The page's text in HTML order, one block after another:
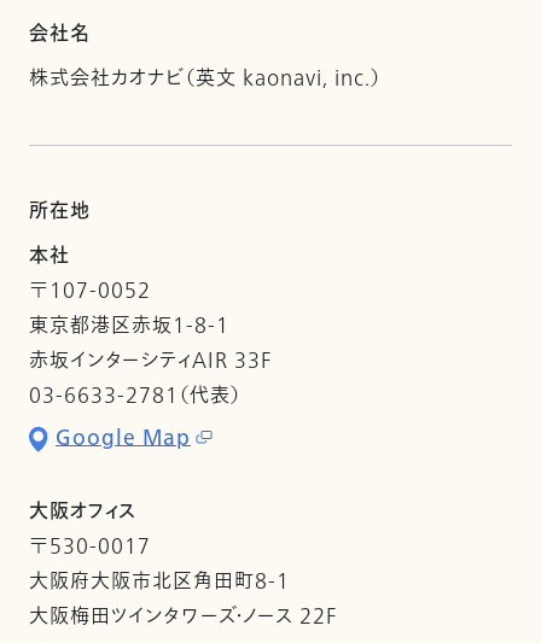
会社名
株式会社カオナビ（英文 kaonavi, inc.）
所在地
本社
〒107-0052
東京都港区赤坂1-8-1
赤坂インターシティAIR 33F
03-6633-2781（代表）
Google Map
大阪オフィス
〒530-0017
大阪府大阪市北区角田町8-1
大阪梅田ツインタワーズ・ノース 22F